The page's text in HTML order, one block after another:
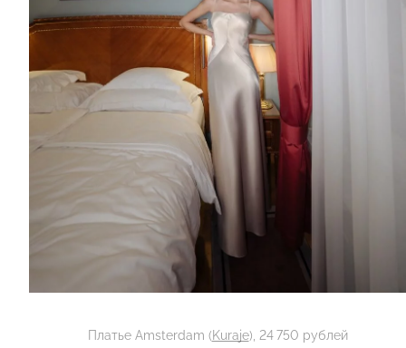
Платье Amsterdam (Kuraje), 24 750 рублей